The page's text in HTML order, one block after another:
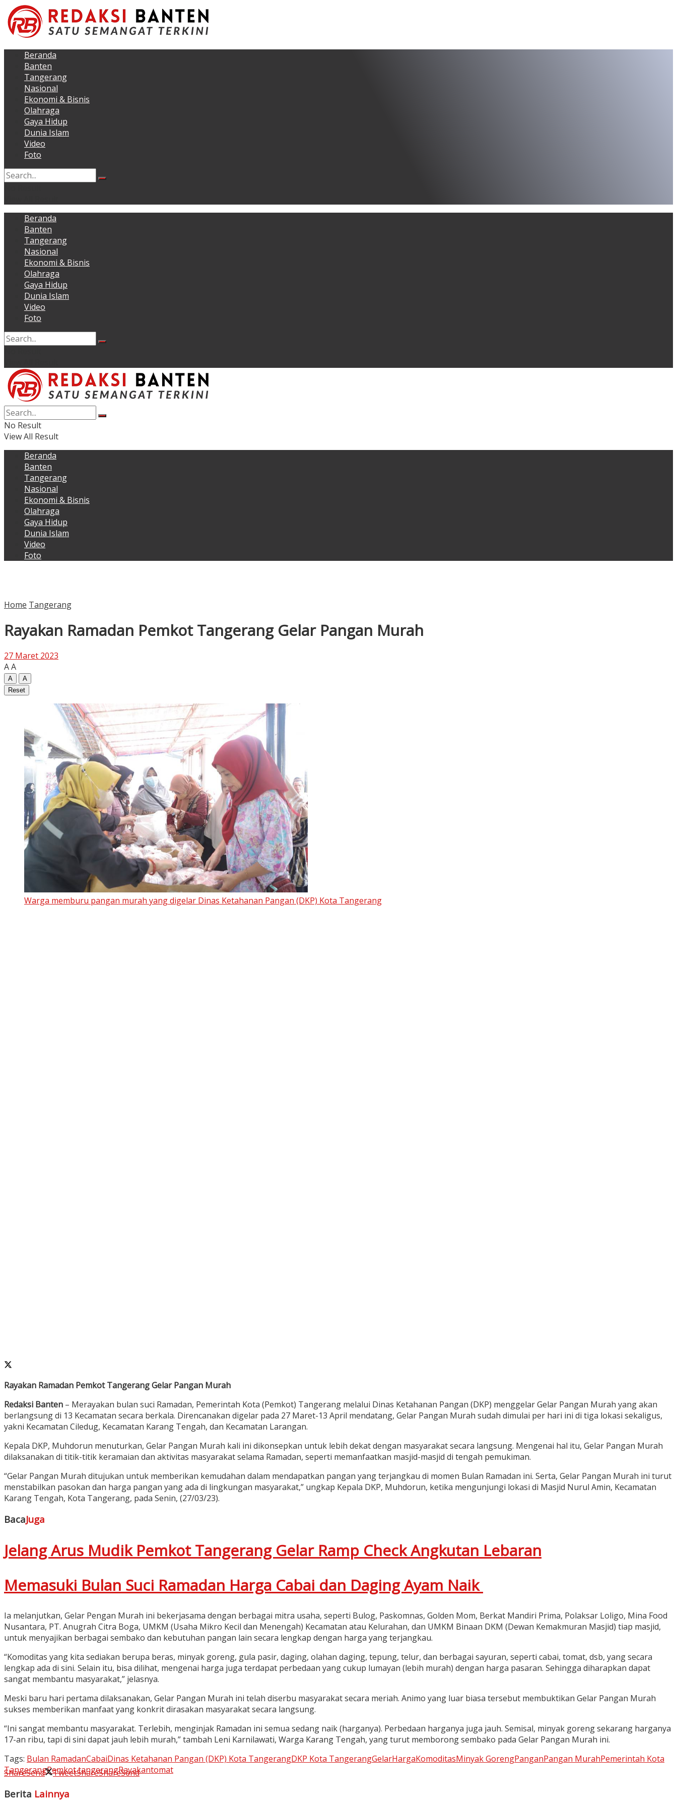
Beranda
Banten
Tangerang
Nasional
Ekonomi & Bisnis
Olahraga
Gaya Hidup
Dunia Islam
Video
Foto
Beranda
Banten
Tangerang
Nasional
Ekonomi & Bisnis
Olahraga
Gaya Hidup
Dunia Islam
Video
Foto
No Result
View All Result
Beranda
Banten
Tangerang
Nasional
Ekonomi & Bisnis
Olahraga
Gaya Hidup
Dunia Islam
Video
Foto
Home Tangerang
Rayakan Ramadan Pemkot Tangerang Gelar Pangan Murah
27 Maret 2023
AA
A
A
Reset
Warga memburu pangan murah yang digelar Dinas Ketahanan Pangan (DKP) Kota Tangerang
Rayakan Ramadan Pemkot Tangerang Gelar Pangan Murah
Redaksi Banten – Merayakan bulan suci Ramadan, Pemerintah Kota (Pemkot) Tangerang melalui Dinas Ketahanan Pangan (DKP) menggelar Gelar Pangan Murah yang akan
berlangsung di 13 Kecamatan secara berkala. Direncanakan digelar pada 27 Maret-13 April mendatang, Gelar Pangan Murah sudah dimulai per hari ini di tiga lokasi sekaligus,
yakni Kecamatan Ciledug, Kecamatan Karang Tengah, dan Kecamatan Larangan.
Kepala DKP, Muhdorun menuturkan, Gelar Pangan Murah kali ini dikonsepkan untuk lebih dekat dengan masyarakat secara langsung. Mengenai hal itu, Gelar Pangan Murah
dilaksanakan di titik-titik keramaian dan aktivitas masyarakat selama Ramadan, seperti memanfaatkan masjid-masjid di tengah pemukiman.
“Gelar Pangan Murah ditujukan untuk memberikan kemudahan dalam mendapatkan pangan yang terjangkau di momen Bulan Ramadan ini. Serta, Gelar Pangan Murah ini turut
menstabilkan pasokan dan harga pangan yang ada di lingkungan masyarakat,” ungkap Kepala DKP, Muhdorun, ketika mengunjungi lokasi di Masjid Nurul Amin, Kecamatan
Karang Tengah, Kota Tangerang, pada Senin, (27/03/23).
BacaJuga
Jelang Arus Mudik Pemkot Tangerang Gelar Ramp Check Angkutan Lebaran
Memasuki Bulan Suci Ramadan Harga Cabai dan Daging Ayam Naik
Ia melanjutkan, Gelar Pengan Murah ini bekerjasama dengan berbagai mitra usaha, seperti Bulog, Paskomnas, Golden Mom, Berkat Mandiri Prima, Polaksar Loligo, Mina Food
Nusantara, PT. Anugrah Citra Boga, UMKM (Usaha Mikro Kecil dan Menengah) Kecamatan atau Kelurahan, dan UMKM Binaan DKM (Dewan Kemakmuran Masjid) tiap masjid,
untuk menyajikan berbagai sembako dan kebutuhan pangan lain secara lengkap dengan harga yang terjangkau.
“Komoditas yang kita sediakan berupa beras, minyak goreng, gula pasir, daging, olahan daging, tepung, telur, dan berbagai sayuran, seperti cabai, tomat, dsb, yang secara
lengkap ada di sini. Selain itu, bisa dilihat, mengenai harga juga terdapat perbedaan yang cukup lumayan (lebih murah) dengan harga pasaran. Sehingga diharapkan dapat
sangat membantu masyarakat,” jelasnya.
Meski baru hari pertama dilaksanakan, Gelar Pangan Murah ini telah diserbu masyarakat secara meriah. Animo yang luar biasa tersebut membuktikan Gelar Pangan Murah
sukses memberikan manfaat yang konkrit dirasakan masyarakat secara langsung.
“Ini sangat membantu masyarakat. Terlebih, menginjak Ramadan ini semua sedang naik (harganya). Perbedaan harganya juga jauh. Semisal, minyak goreng sekarang harganya
17-an ribu, tapi di sini dapat jauh lebih murah,” tambah Leni Karnilawati, Warga Karang Tengah, yang turut memborong sembako pada Gelar Pangan Murah ini.
Tags: Bulan RamadanCabaiDinas Ketahanan Pangan (DKP) Kota TangerangDKP Kota TangerangGelarHargaKomoditasMinyak GorengPanganPangan MurahPemerintah Kota
TangerangPemkot tangerangRayakantomat
ShareSend TweetShareShareSend
Berita Lainnya